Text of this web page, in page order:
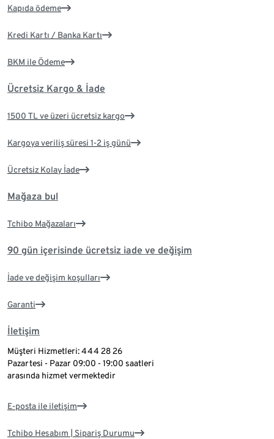
Kapıda ödeme
Kredi Kartı / Banka Kartı
BKM ile Ödeme
Ücretsiz Kargo & İade
1500 TL ve üzeri ücretsiz kargo
Kargoya veriliş süresi 1-2 iş günü
Ücretsiz Kolay İade
Mağaza bul
Tchibo Mağazaları
90 gün içerisinde ücretsiz iade ve değişim
İade ve değişim koşulları
Garanti
İletişim
Müşteri Hizmetleri: 444 28 26
Pazartesi - Pazar 09:00 - 19:00 saatleri
arasında hizmet vermektedir
E-posta ile iletişim
Tchibo Hesabım | Sipariş Durumu